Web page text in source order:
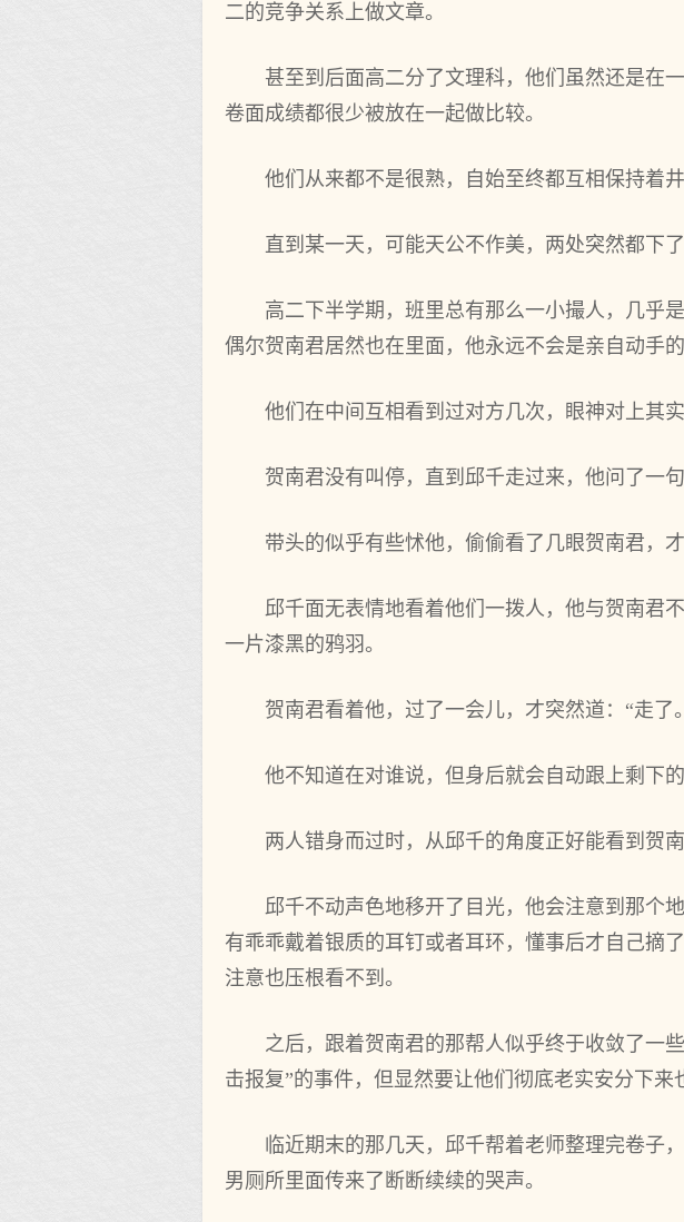
二的竞争关系上做文章。
甚至到后面高二分了文理科，他们虽然还是在
卷面成绩都很少被放在一起做比较。
他们从来都不是很熟，自始至终都互相保持着
直到某一天，可能天公不作美，两处突然都下
高二下半学期，班里总有那么一小撮人，几乎
偶尔贺南君居然也在里面，他永远不会是亲自动手
他们在中间互相看到过对方几次，眼神对上其
贺南君没有叫停，直到邱千走过来，他问了一
带头的似乎有些怵他，偷偷看了几眼贺南君，
邱千面无表情地看着他们一拨人，他与贺南君
一片漆黑的鸦羽。
贺南君看着他，过了一会儿，才突然道：“走了
他不知道在对谁说，但身后就会自动跟上剩下
两人错身而过时，从邱千的角度正好能看到贺
邱千不动声色地移开了目光，他会注意到那个
有乖乖戴着银质的耳钉或者耳环，懂事后才自己摘
注意也压根看不到。
之后，跟着贺南君的那帮人似乎终于收敛了一
击报复”的事件，但显然要让他们彻底老实安分下来
临近期末的那几天，邱千帮着老师整理完卷子
男厕所里面传来了断断续续的哭声。